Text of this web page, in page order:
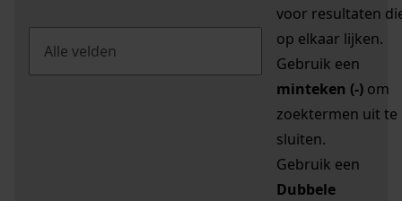
voor resultaten
op elkaar lijken.
Gebruik een
minteken (-) om
zoektermen uit te
sluiten.
Gebruik een
Dubbele